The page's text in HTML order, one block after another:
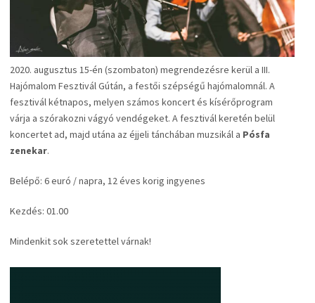
2020. augusztus 15-én (szombaton) megrendezésre kerül a III.
Hajómalom Fesztivál Gútán, a festői szépségű hajómalomnál. A
fesztivál kétnapos, melyen számos koncert és kísérőprogram
várja a szórakozni vágyó vendégeket. A fesztivál keretén belül
koncertet ad, majd utána az éjjeli tánchában muzsikál a Pósfa
zenekar.
Belépő: 6 euró / napra, 12 éves korig ingyenes
Kezdés: 01.00
Mindenkit sok szeretettel várnak!